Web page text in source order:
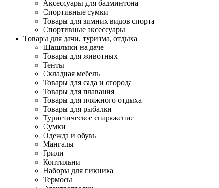
Аксессуары для бадминтона
Спортивные сумки
Товары для зимних видов спорта
Спортивные аксессуары
Товары для дачи, туризма, отдыха
Шашлыки на даче
Товары для животных
Тенты
Складная мебель
Товары для сада и огорода
Товары для плавания
Товары для пляжного отдыха
Товары для рыбалки
Туристическое снаряжение
Сумки
Одежда и обувь
Мангалы
Грили
Коптильни
Наборы для пикника
Термосы